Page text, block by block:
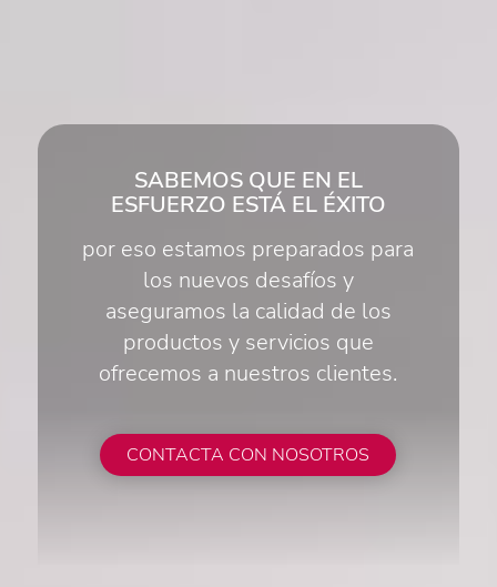
SABEMOS QUE EN EL
ESFUERZO ESTÁ EL ÉXITO
por eso estamos preparados para
los nuevos desafíos y
aseguramos la calidad de los
productos y servicios que
ofrecemos a nuestros clientes.
CONTACTA CON NOSOTROS